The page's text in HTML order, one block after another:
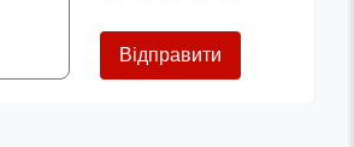
Відправити